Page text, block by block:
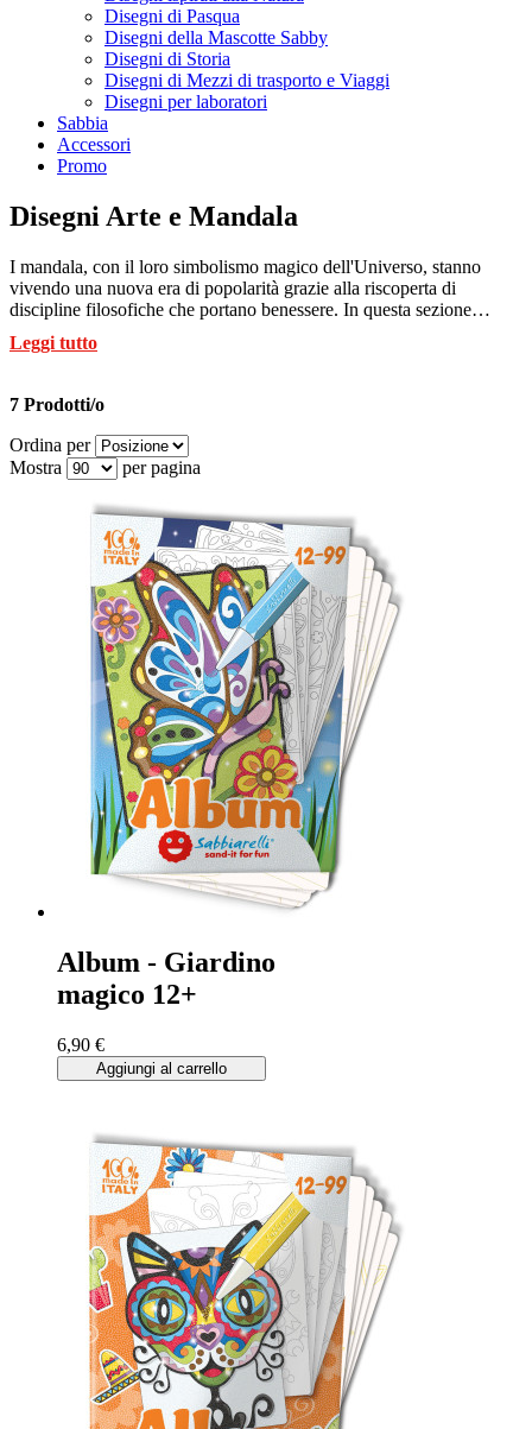
Disegni di Pasqua
Disegni della Mascotte Sabby
Disegni di Storia
Disegni di Mezzi di trasporto e Viaggi
Disegni per laboratori
Sabbia
Accessori
Promo
Disegni Arte e Mandala
I mandala, con il loro simbolismo magico dell'Universo, stanno
vivendo una nuova era di popolarità grazie alla riscoperta di
discipline filosofiche che portano benessere. In questa sezione
troverai fantastici album con disegni di mandala adatti a tutte le età,
inclusi disegni di mandala per adulti, stampati su speciali fogli
di sabbia Sabbiarelli. Un'esperienza rilassante e creativa per ritrovare
il tuo equilibrio e divertirti con l'arte!
Leggi tutto
7 Prodotti/o
Ordina per
Mostra
per pagina
Album - Giardino
magico 12+
6,90 €
Aggiungi al carrello